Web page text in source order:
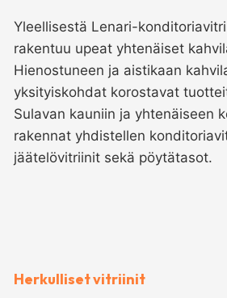
Yleellisestä Lenari-
rakentuu upeat yhtenäiset
Hienostuneen ja aistikaan
yksityiskohdat korostavat
Sulavan kauniin ja yhtenäiseen
rakennat yhdistellen
jäätelövitriinit sekä pöytätasot.
Herkulliset vitriinit